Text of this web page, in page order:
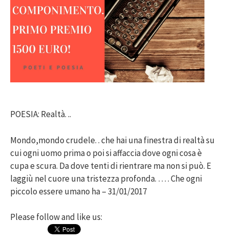
POESIA: Realtà. ..
Mondo,mondo crudele. . che hai una finestra di realtà su
cui ogni uomo prima o poi si affaccia dove ogni cosa è
cupa e scura. Da dove tenti di rientrare ma non si può. E
laggiù nel cuore una tristezza profonda. … . Che ogni
piccolo essere umano ha – 31/01/2017
Please follow and like us: